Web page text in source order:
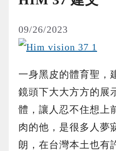
09/26/2023
一身黑皮的體育聖，
鏡頭下大大方方的展
體，讓人忍不住想上
肉的他，是很多人夢
朗，在台灣本土也有